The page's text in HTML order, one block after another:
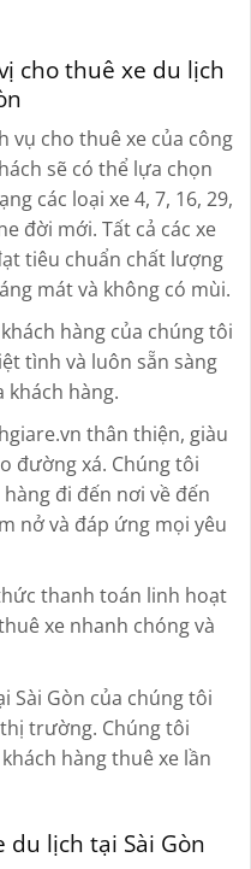
cho thuê xe du lịch
vụ cho thuê xe của công
sẽ có thể lựa chọn
các loại xe4, 7, 16, 29,
đời mới. Tất cả các xe
tiêu chuẩn chất lượng
mát và không có mùi.
hàng của chúng tôi
tình và luôn sẵn sàng
khách hàng.
thân thiện, giàu
đường xá. Chúng tôi
đi đến nơi về đến
nở và đáp ứng mọi yêu
thanh toán linh hoạt
xe nhanh chóng và
Sài Gòn của chúng tôi
trường. Chúng tôi
hàng thuê xe lần
du lịch tại Sài Gòn